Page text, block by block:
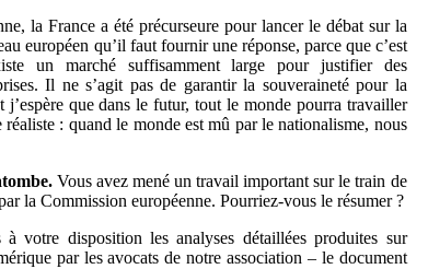
la France a été précurseure pour lancer le débat sur la
européen qu’il faut fournir une réponse, parce que c’est
un marché suffisamment large pour justifier des
Il ne s’agit pas de garantir la souveraineté pour la
j’espère que dans le futur, tout le monde pourra travailler
: quand le monde est mû par le nationalisme, nous
Vous avez mené un travail important sur le train de
la Commission européenne. Pourriez-vous le résumer ?
votre disposition les analyses détaillées produites sur
par les avocats de notre association – le document